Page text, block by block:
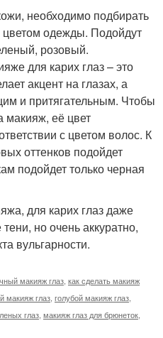
необходимо подбирать
цветом одежды. Подойдут
розовый.
для карих глаз – это
акцент на глазах, а
и притягательным. Чтобы
макияж, её цвет
с цветом волос. К
оттенков подойдет
подойдет только черная
для карих глаз даже
но очень аккуратно,
вульгарности.
макияж глаз как сделать макияж
макияж глаз голубой макияж глаз
глаз макияж глаз для брюнеток